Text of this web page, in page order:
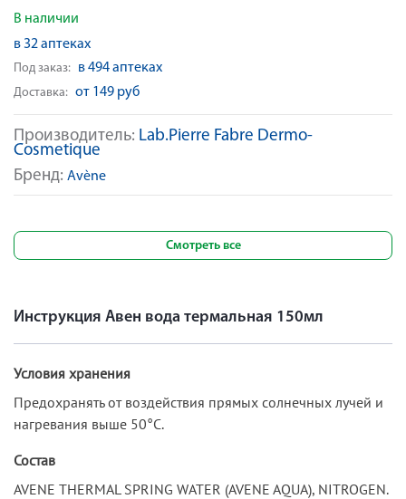
Производитель: Lab.Pierre Fabre Dermo-
Cosmetique
Бренд: Avène
В наличии
в 32 аптеках
Под заказ: в 494 аптеках
Доставка: от 149 руб
Смотреть все
Инструкция Авен вода термальная 150мл
Условия хранения
Предохранять от воздействия прямых солнечных лучей и
нагревания выше 50°С.
Состав
AVENE THERMAL SPRING WATER (AVENE AQUA), NITROGEN.